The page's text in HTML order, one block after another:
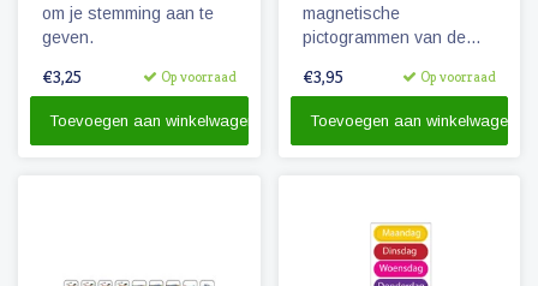
om je stemming aan te
geven.
€3,25 Op voorraad
Toevoegen aan winkelwagen
magnetische
pictogrammen van de
herfst en winter.
€3,95 Op voorraad
Toevoegen aan winkelwagen